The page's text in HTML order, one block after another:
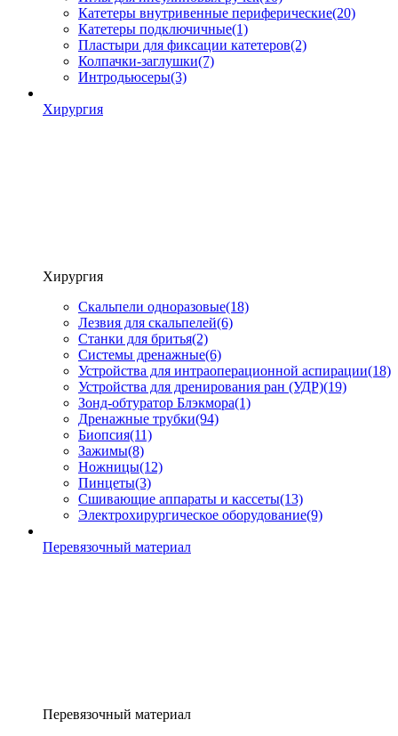
Катетеры внутривенные периферические(20)
Катетеры подключичные(1)
Пластыри для фиксации катетеров(2)
Колпачки-заглушки(7)
Интродьюсеры(3)
Хирургия
Хирургия
Скальпели одноразовые(18)
Лезвия для скальпелей(6)
Станки для бритья(2)
Системы дренажные(6)
Устройства для интраоперационной аспирации(18)
Устройства для дренирования ран (УДР)(19)
Зонд-обтуратор Блэкмора(1)
Дренажные трубки(94)
Биопсия(11)
Зажимы(8)
Ножницы(12)
Пинцеты(3)
Сшивающие аппараты и кассеты(13)
Электрохирургическое оборудование(9)
Перевязочный материал
Перевязочный материал